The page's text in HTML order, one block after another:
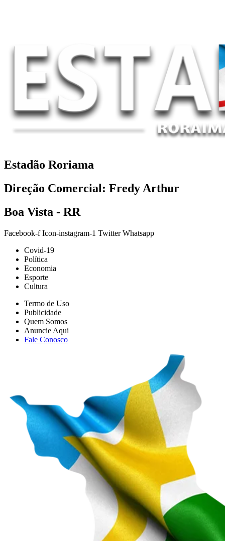
Estadão Roriama
Direção Comercial: Fredy Arthur
Boa Vista - RR
Facebook-f Icon-instagram-1 Twitter Whatsapp
Covid-19
Política
Economia
Esporte
Cultura
Termo de Uso
Publicidade
Quem Somos
Anuncie Aqui
Fale Conosco